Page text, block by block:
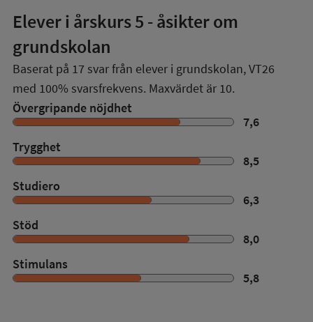
Elever i årskurs 5 - åsikter om
grundskolan
Baserat på 17 svar från elever i grundskolan,VT26
med 100% svarsfrekvens. Maxvärdet är 10.
Övergripande nöjdhet
7,6
Trygghet
8,5
Studiero
6,3
Stöd
8,0
Stimulans
5,8